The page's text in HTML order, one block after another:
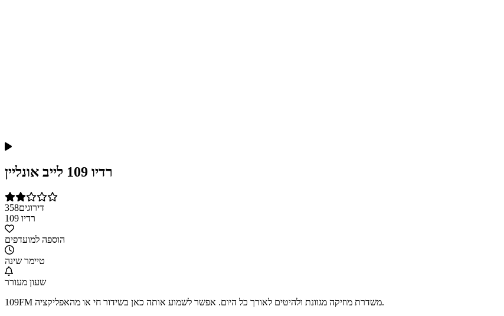
רדיו 109 לייב אונליין
358דירוגים
רדיו 109
הוספה למועדפים
טיימר שינה
שעון מעורר
109FM משדרת מוזיקה מגוונת ולהיטים לאורך כל היום. אפשר לשמוע אותה כאן בשידור חי או מהאפליקציה.